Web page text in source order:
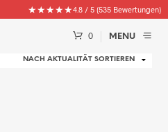
★★★★★4.8 / 5 (535 Bewertungen)
0 MENU